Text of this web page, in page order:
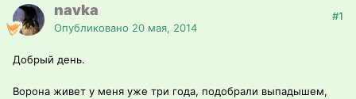
navka
Опубликовано 20 мая, 2014
#1
Добрый день.
Ворона живет у меня уже три года, подобрали выпадышем,